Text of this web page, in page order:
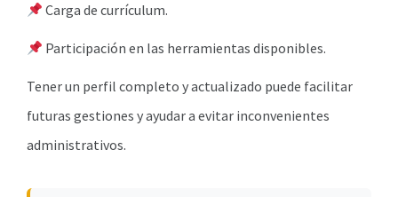
Carga de currículum.
Participación en las herramientas disponibles.
Tener un perfil completo y actualizado puede facilitar
futuras gestiones y ayudar a evitar inconvenientes
administrativos.